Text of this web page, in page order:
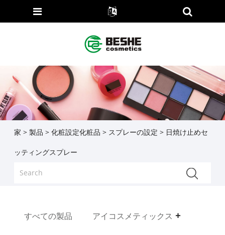
家 > 製品 > 化粧設定化粧品 > スプレーの設定 > 日焼け止めセ
ッティングスプレー
すべての製品 アイコスメティックス